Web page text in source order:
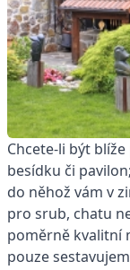
Chcete-li být
besídku či
do něhož vám v
pro srub, chatu
poměrně kvalitní
pouze